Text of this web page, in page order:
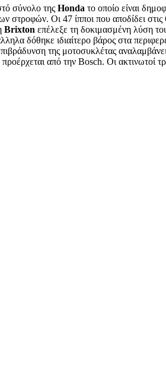
σύνολο της Honda το οποίο είναι
στροφών. Οι 47 ίπποι που αποδίδει
Brixton επέλεξε τη δοκιμασμένη λύση
δόθηκε ιδιαίτερο βάρος στα
της μοτοσυκλέτας
από την Bosch. Οι ακτινωτοί